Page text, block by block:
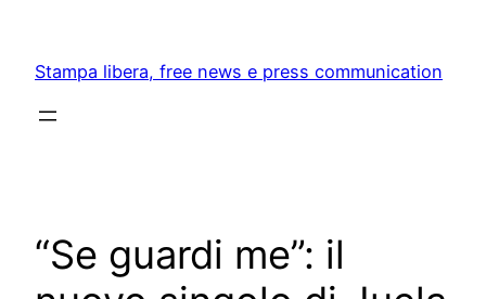
content
Stampa libera, free news e press communication
“Se guardi me”: il